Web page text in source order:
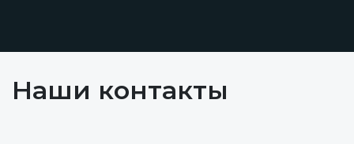
Наши контакты